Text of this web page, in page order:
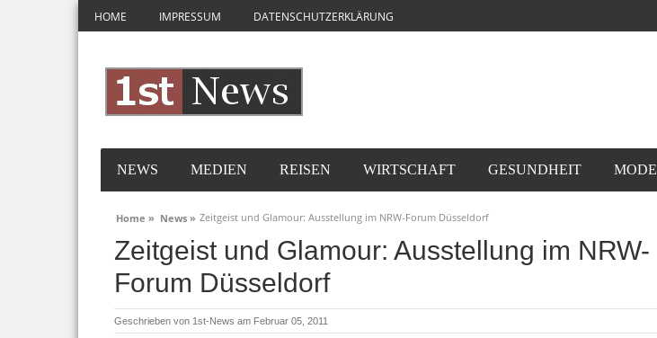
HOME IMPRESSUM DATENSCHUTZERKLÄRUNG
NEWS MEDIEN REISEN WIRTSCHAFT GESUNDHEIT MODE
Home » News » Zeitgeist und Glamour: Ausstellung im NRW-Forum Düsseldorf
Zeitgeist und Glamour: Ausstellung im NRW-
Forum Düsseldorf
Geschrieben von 1st-News am Februar 05, 2011